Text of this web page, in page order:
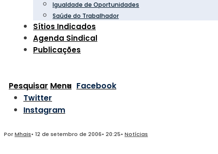
Igualdade de Oportunidades
Saúde do Trabalhador
Sítios Indicados
Agenda Sindical
Publicações
Pesquisar Menu Facebook
Twitter
Instagram
PorMhais• 12 de setembro de 2006• 20:25• Notícias